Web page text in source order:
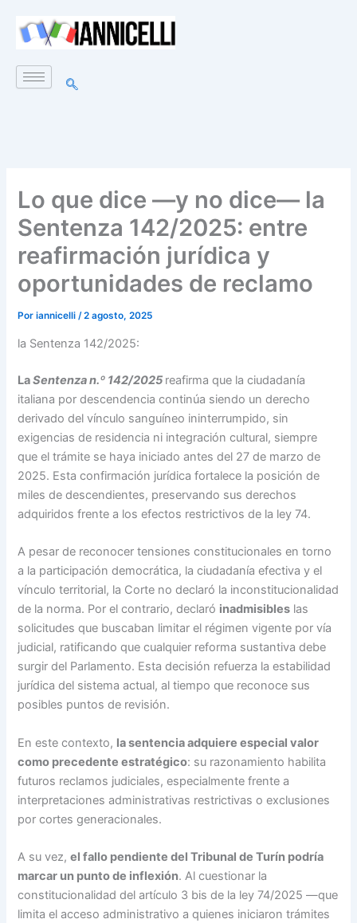
contenido
Lo que dice —y no dice— la
Sentenza 142/2025: entre
reafirmación jurídica y
oportunidades de reclamo
Poriannicelli /2 agosto, 2025
la Sentenza 142/2025:
LaSentenza n.º 142/2025 reafirma que la ciudadanía
italiana por descendencia continúa siendo un derecho
derivado del vínculo sanguíneo ininterrumpido, sin
exigencias de residencia ni integración cultural, siempre
que el trámite se haya iniciado antes del 27 de marzo de
2025. Esta confirmación jurídica fortalece la posición de
miles de descendientes, preservando sus derechos
adquiridos frente a los efectos restrictivos de la ley 74.
A pesar de reconocer tensiones constitucionales en torno
a la participación democrática, la ciudadanía efectiva y el
vínculo territorial, la Corte no declaró la inconstitucionalidad
de la norma. Por el contrario, declaró inadmisibles las
solicitudes que buscaban limitar el régimen vigente por vía
judicial, ratificando que cualquier reforma sustantiva debe
surgir del Parlamento. Esta decisión refuerza la estabilidad
jurídica del sistema actual, al tiempo que reconoce sus
posibles puntos de revisión.
En este contexto, la sentencia adquiere especial valor
como precedente estratégico: su razonamiento habilita
futuros reclamos judiciales, especialmente frente a
interpretaciones administrativas restrictivas o exclusiones
por cortes generacionales.
A su vez,el fallo pendiente del Tribunal de Turín podría
marcar un punto de inflexión. Al cuestionar la
constitucionalidad del artículo 3 bis de la ley 74/2025 —que
limita el acceso administrativo a quienes iniciaron trámites